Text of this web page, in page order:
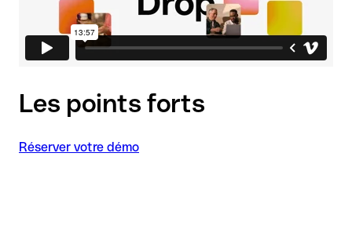
Les points forts
Réserver votre démo